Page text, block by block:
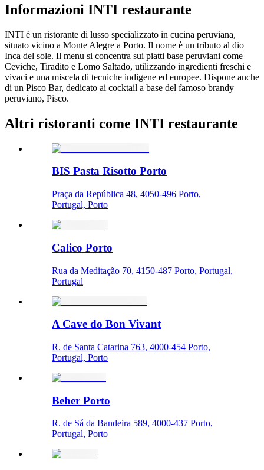
Informazioni INTI restaurante
INTI è un ristorante di lusso specializzato in cucina peruviana,
situato vicino a Monte Alegre a Porto. Il nome è un tributo al dio
Inca del sole. Il menu si concentra sui piatti base peruviani come
Ceviche, Tiradito e Lomo Saltado, utilizzando ingredienti freschi e
vivaci e una miscela di tecniche indigene ed europee. Dispone anche
di un Pisco Bar, dedicato ai cocktail a base del famoso brandy
peruviano, Pisco.
Altri ristoranti come INTI restaurante
BIS Pasta Risotto Porto
Praça da República 48, 4050-496 Porto,
Portugal, Porto
Calico Porto
Rua da Meditação 70, 4150-487 Porto, Portugal,
Portugal
A Cave do Bon Vivant
R. de Santa Catarina 763, 4000-454 Porto,
Portugal, Porto
Beher Porto
R. de Sá da Bandeira 589, 4000-437 Porto,
Portugal, Porto